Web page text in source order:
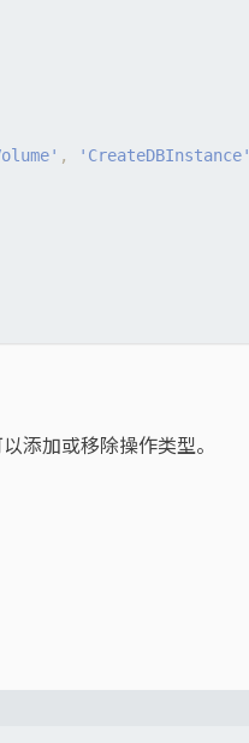
, 'CreateDBInstance'
添加或移除操作类型。